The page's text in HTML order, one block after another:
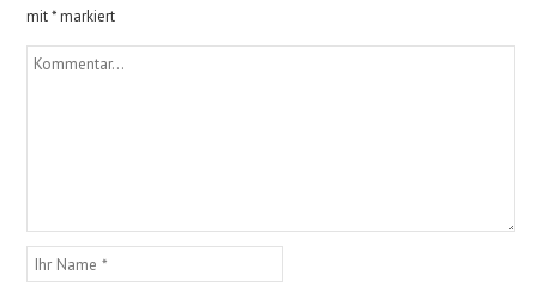
mit*markiert